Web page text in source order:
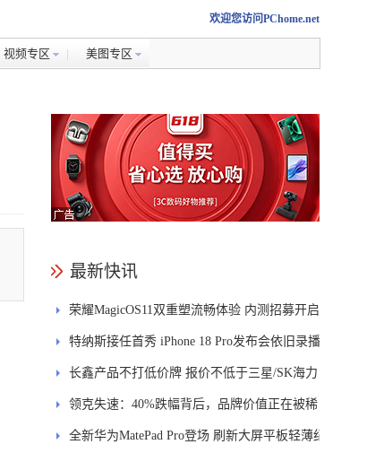
欢迎您访问PChome.net
视频专区 美图专区
最新快讯
荣耀MagicOS11双重塑流畅体验 内测招募开启
特纳斯接任首秀 iPhone 18 Pro发布会依旧录播
长鑫产品不打低价牌 报价不低于三星/SK海力
士
领克失速：40%跌幅背后，品牌价值正在被稀
释
全新华为MatePad Pro登场 刷新大屏平板轻薄纪